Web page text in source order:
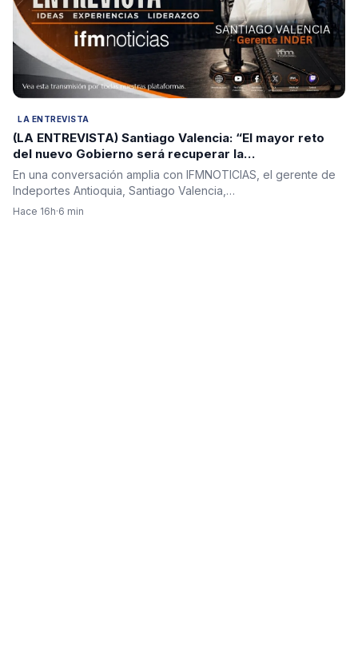
LA ENTREVISTA
(LA ENTREVISTA) Santiago Valencia: “El mayor reto
del nuevo Gobierno será recuperar la
institucionalidad y reconstruir la confianza en el país”
En una conversación amplia con IFMNOTICIAS, el gerente de
Indeportes Antioquia, Santiago Valencia,…
Hace 16h·6 min